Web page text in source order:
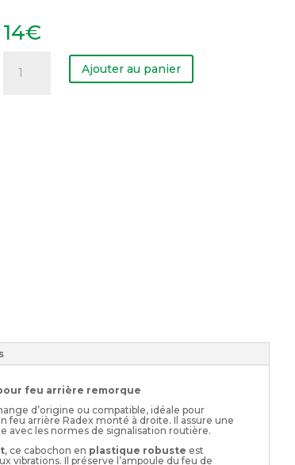
14€
Cabochon
Ajouter au panier
feu arrière remorque
d’origine ou compatible, idéale pour
feu arrière Radex monté à droite. Il assure une
avec les normes de signalisation routière.
, ce cabochon en plastique robuste est
vibrations. Il préserve l’ampoule du feu de